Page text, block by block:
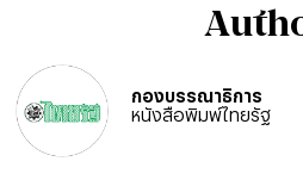
กองบรรณาธิการ
หนังสือพิมพ์ไทยรัฐ